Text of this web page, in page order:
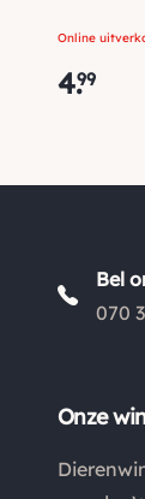
Online
4.99
Bel
070
Onze